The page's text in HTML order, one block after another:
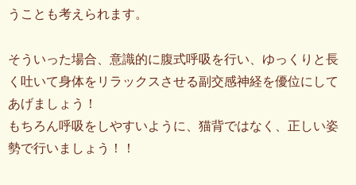
うことも考えられます。
そういった場合、意識的に腹式呼吸を行い、ゆっくりと長
く吐いて身体をリラックスさせる副交感神経を優位にして
あげましょう！
もちろん呼吸をしやすいように、猫背ではなく、正しい姿
勢で行いましょう！！